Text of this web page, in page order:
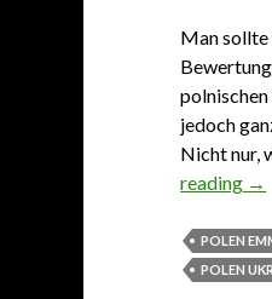
Man sollte
jedoch
Nicht nur,
reading →
POLEN
POLEN